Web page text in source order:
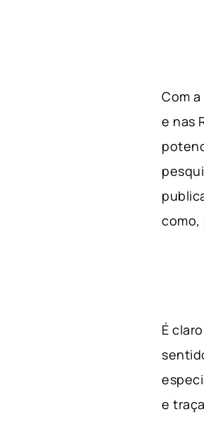
Com
e nas
como,
É
e